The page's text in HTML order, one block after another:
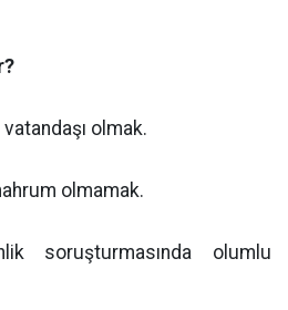
olmak.
olmamak.
soruşturmasında olumlu